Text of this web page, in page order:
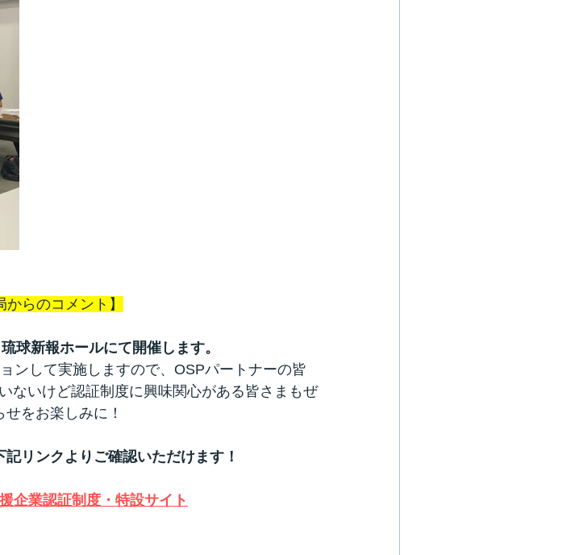
からのコメント】
球新報ホールにて開催します。
ンして実施しますので、OSPパートナーの皆
ないけど認証制度に興味関心がある皆さまもぜ
をお楽しみに！
リンクよりご確認いただけます！
企業認証制度・特設サイト